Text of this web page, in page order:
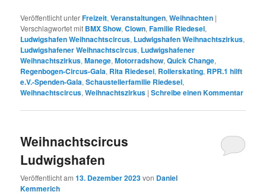
Veröffentlicht unterFreizeit,Veranstaltungen,Weihnachten |
Verschlagwortet mit BMX Show,Clown,Familie Riedesel,
Ludwigshafen Weihnachtscircus, Ludwigshafen Weihnachtszirkus,
Ludwigshafener Weihnachtscircus, Ludwigshafener
Weihnachtszirkus,Manege,Motorradshow,Quick Change,
Regenbogen-Circus-Gala, Rita Riedesel, Rollerskating, RPR.1 hilft
e.V.-Spenden-Gala,Schaustellerfamilie Riedesel,
Weihnachtscircus,Weihnachtszirkus |Schreibe einen Kommentar
Weihnachtscircus
Ludwigshafen
Veröffentlicht am13. Dezember 2023von Daniel
Kemmerich